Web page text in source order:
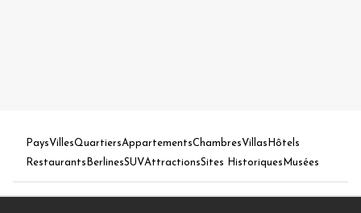
PaysVillesQuartiersAppartementsChambresVillas Hôtels
Restaurants BerlinesSUVAttractionsSites Historiques Musées